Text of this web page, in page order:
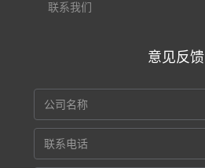
联系我们
意见反馈